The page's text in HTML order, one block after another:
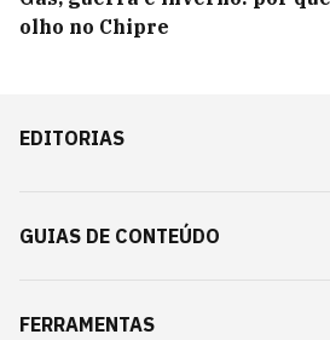
olho no Chipre
EDITORIAS
GUIAS DE CONTEÚDO
FERRAMENTAS